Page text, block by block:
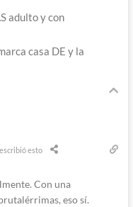
adulto y con
casa DE y la
esto
Con una
eso sí.